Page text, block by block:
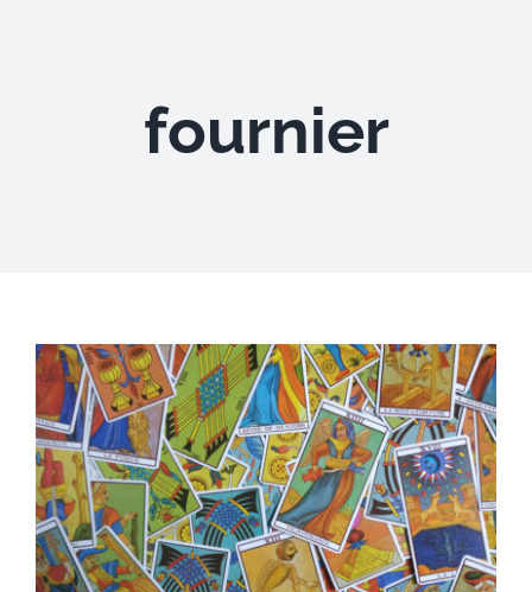
ARTÍCULOS
ACERCA
CONTACTO
fournier